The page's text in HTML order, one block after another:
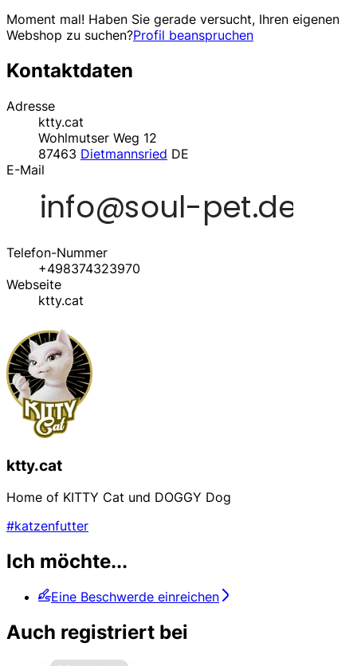
Moment mal! Haben Sie gerade versucht, Ihren eigenen
Webshop zu suchen?Profil beanspruchen
Kontaktdaten
Adresse
ktty.cat
Wohlmutser Weg 12
87463 Dietmannsried DE
E-Mail
Telefon-Nummer
+498374323970
Webseite
ktty.cat
ktty.cat
Home of KITTY Cat und DOGGY Dog
#katzenfutter
Ich möchte...
Eine Beschwerde einreichen
Auch registriert bei